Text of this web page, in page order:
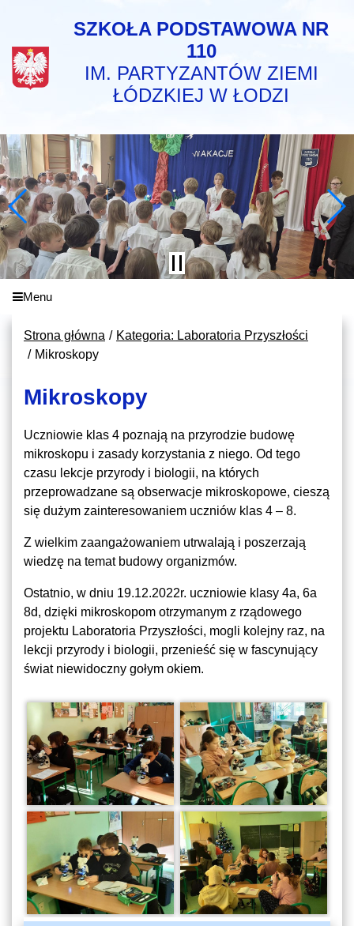
SZKOŁA PODSTAWOWA NR
110
IM. PARTYZANTÓW ZIEMI
ŁÓDZKIEJ W ŁODZI
Menu
Strona główna
Kategoria: Laboratoria Przyszłości
Mikroskopy
Mikroskopy
Uczniowie klas 4 poznają na przyrodzie budowę
mikroskopu i zasady korzystania z niego. Od tego
czasu lekcje przyrody i biologii, na których
przeprowadzane są obserwacje mikroskopowe, cieszą
się dużym zainteresowaniem uczniów klas 4 – 8.
Z wielkim zaangażowaniem utrwalają i poszerzają
wiedzę na temat budowy organizmów.
Ostatnio, w dniu 19.12.2022r. uczniowie klasy 4a, 6a
8d, dzięki mikroskopom otrzymanym z rządowego
projektu Laboratoria Przyszłości, mogli kolejny raz, na
lekcji przyrody i biologii, przenieść się w fascynujący
świat niewidoczny gołym okiem.